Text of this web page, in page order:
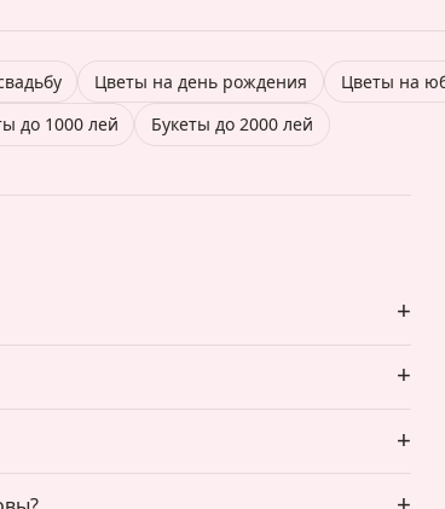
Цветы на день рождения
Цветы на
до 1000 лей Букеты до 2000 лей